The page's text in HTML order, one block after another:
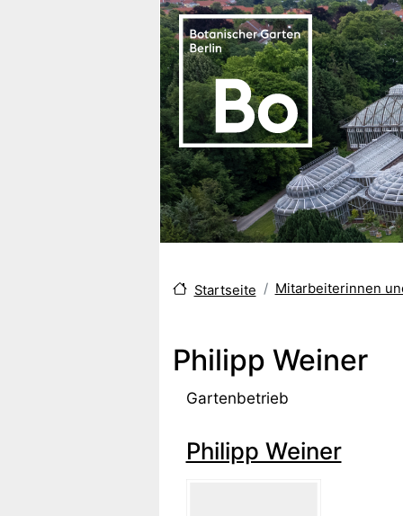
Startseite Mitarbeiterinnen
Philipp Weiner
Gartenbetrieb
Philipp Weiner